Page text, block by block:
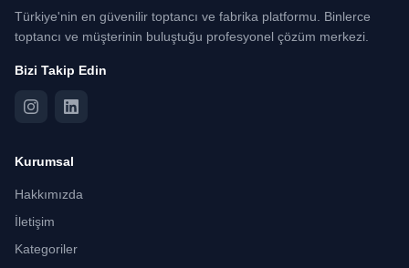
Türkiye'nin en güvenilir toptancı ve fabrika platformu. Binlerce
toptancı ve müşterinin buluştuğu profesyonel çözüm merkezi.
Bizi Takip Edin
Kurumsal
Hakkımızda
İletişim
Kategoriler